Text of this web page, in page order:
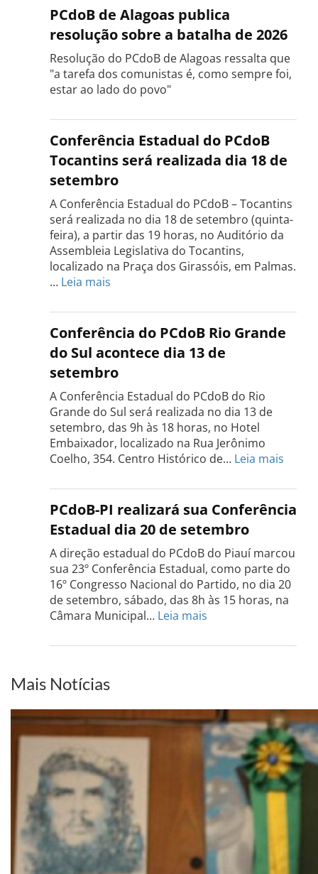
PCdoB de Alagoas publica
resolução sobre a batalha de 2026
Resolução do PCdoB de Alagoas ressalta que
"a tarefa dos comunistas é, como sempre foi,
estar ao lado do povo"
Conferência Estadual do PCdoB
Tocantins será realizada dia 18 de
setembro
A Conferência Estadual do PCdoB – Tocantins
será realizada no dia 18 de setembro (quinta-
feira), a partir das 19 horas, no Auditório da
Assembleia Legislativa do Tocantins,
localizado na Praça dos Girassóis, em Palmas.
… Leia mais
Estadual
do
PCdoB
Tocantins
será
realizada
dia
18
de
setembro
Conferência do PCdoB Rio Grande
do Sul acontece dia 13 de
setembro
A Conferência Estadual do PCdoB do Rio
Grande do Sul será realizada no dia 13 de
setembro, das 9h às 18 horas, no Hotel
Embaixador, localizado na Rua Jerônimo
Coelho, 354. Centro Histórico de… Leia mais
do
PCdoB
Rio
do
Sul
dia
PCdoB-PI realizará sua Conferência
Estadual dia 20 de setembro
A direção estadual do PCdoB do Piauí marcou
sua 23º Conferência Estadual, como parte do
16º Congresso Nacional do Partido, no dia 20
de setembro, sábado, das 8h às 15 horas, na
Câmara Municipal… Leia mais
PI
Estadual
dia
20
de
setembro
Mais Notícias